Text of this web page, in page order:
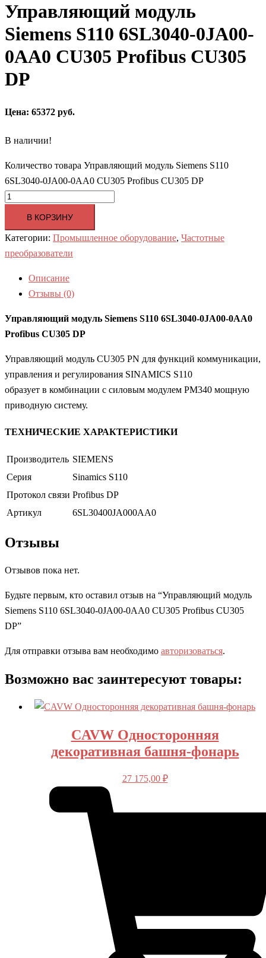
Управляющий модуль
Siemens S110 6SL3040-0JA00-
0AA0 CU305 Profibus CU305
DP
Цена: 65372 руб.
В наличии!
Количество товара Управляющий модуль Siemens S110
6SL3040-0JA00-0AA0 CU305 Profibus CU305 DP
В КОРЗИНУ
Категории: Промышленное оборудование, Частотные
преобразователи
Описание
Отзывы (0)
Управляющий модуль Siemens S110 6SL3040-0JA00-0AA0
Profibus CU305 DP
Управляющий модуль CU305 PN для функций коммуникации,
управления и регулирования SINAMICS S110
образует в комбинации с силовым модулем PM340 мощную
приводную систему.
ТЕХНИЧЕСКИЕ ХАРАКТЕРИСТИКИ
Производитель SIEMENS
Серия
Sinamics S110
Протокол связи Profibus DP
Артикул
6SL30400JA000AA0
Отзывы
Отзывов пока нет.
Будьте первым, кто оставил отзыв на “Управляющий модуль
Siemens S110 6SL3040-0JA00-0AA0 CU305 Profibus CU305
DP”
Для отправки отзыва вам необходимо авторизоваться.
Возможно вас заинтересуют товары:
CAVW Односторонняя
декоративная башня-фонарь
27 175,00 ₽